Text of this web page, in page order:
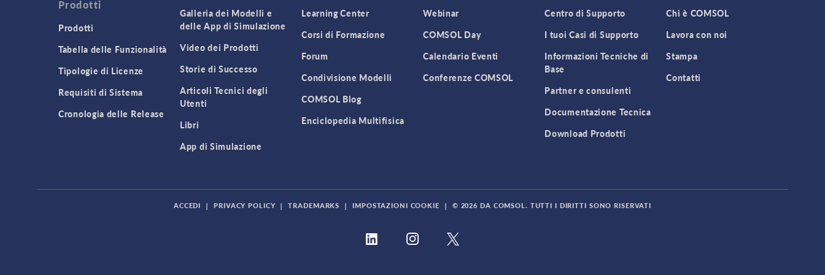
Prodotti
Prodotti
Tabella delle Funzionalità
Tipologie di Licenze
Requisiti di Sistema
Cronologia delle Release
Galleria dei Modelli e
delle App di Simulazione
Video dei Prodotti
Storie di Successo
Articoli Tecnici degli
Utenti
Libri
App di Simulazione
Learning Center
Corsi di Formazione
Forum
Condivisione Modelli
COMSOL Blog
Enciclopedia Multifisica
Webinar
COMSOL Day
Calendario Eventi
Conferenze COMSOL
Centro di Supporto
I tuoi Casi di Supporto
Informazioni Tecniche di
Base
Partner e consulenti
Documentazione Tecnica
Download Prodotti
Chi è COMSOL
Lavora con noi
Stampa
Contatti
ACCEDI | PRIVACY POLICY | TRADEMARKS | IMPOSTAZIONI COOKIE | © 2026 DA COMSOL. TUTTI I DIRITTI SONO RISERVATI